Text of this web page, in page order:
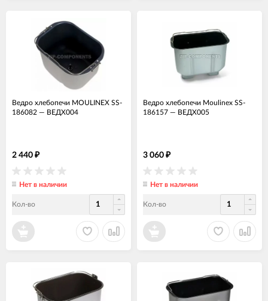
Ведро хлебопечи MOULINEX SS-
186082 — ВЕДХ004
2 440 ₽
Нет в наличии
Кол-во
Ведро хлебопечи Moulinex SS-
186157 — ВЕДХ005
3 060 ₽
Нет в наличии
Кол-во